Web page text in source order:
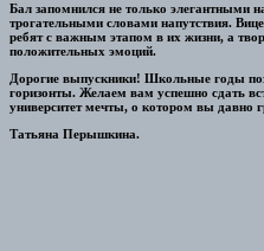
Бал запомнился не только элегантными
трогательными словами напутствия.
ребят с важным этапом в их жизни, а
положительных эмоций.
Дорогие выпускники! Школьные годы
горизонты. Желаем вам успешно сдать
университет мечты, о котором вы давно
Татьяна Перышкина.